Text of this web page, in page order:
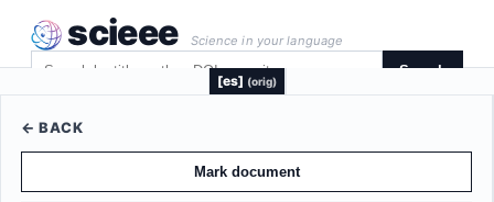
scieee Science in your language
Search
[es] (orig)
← BACK
Mark document